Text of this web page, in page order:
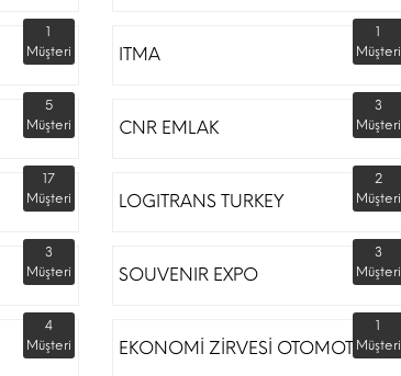
1
Müşteri
ITMA
1
Müşteri
5
Müşteri
CNR EMLAK
3
Müşteri
17
Müşteri
LOGITRANS TURKEY
2
Müşteri
3
Müşteri
SOUVENIR EXPO
3
Müşteri
4
Müşteri
EKONOMİ ZİRVESİ OTOMOTİV
1
Müşteri